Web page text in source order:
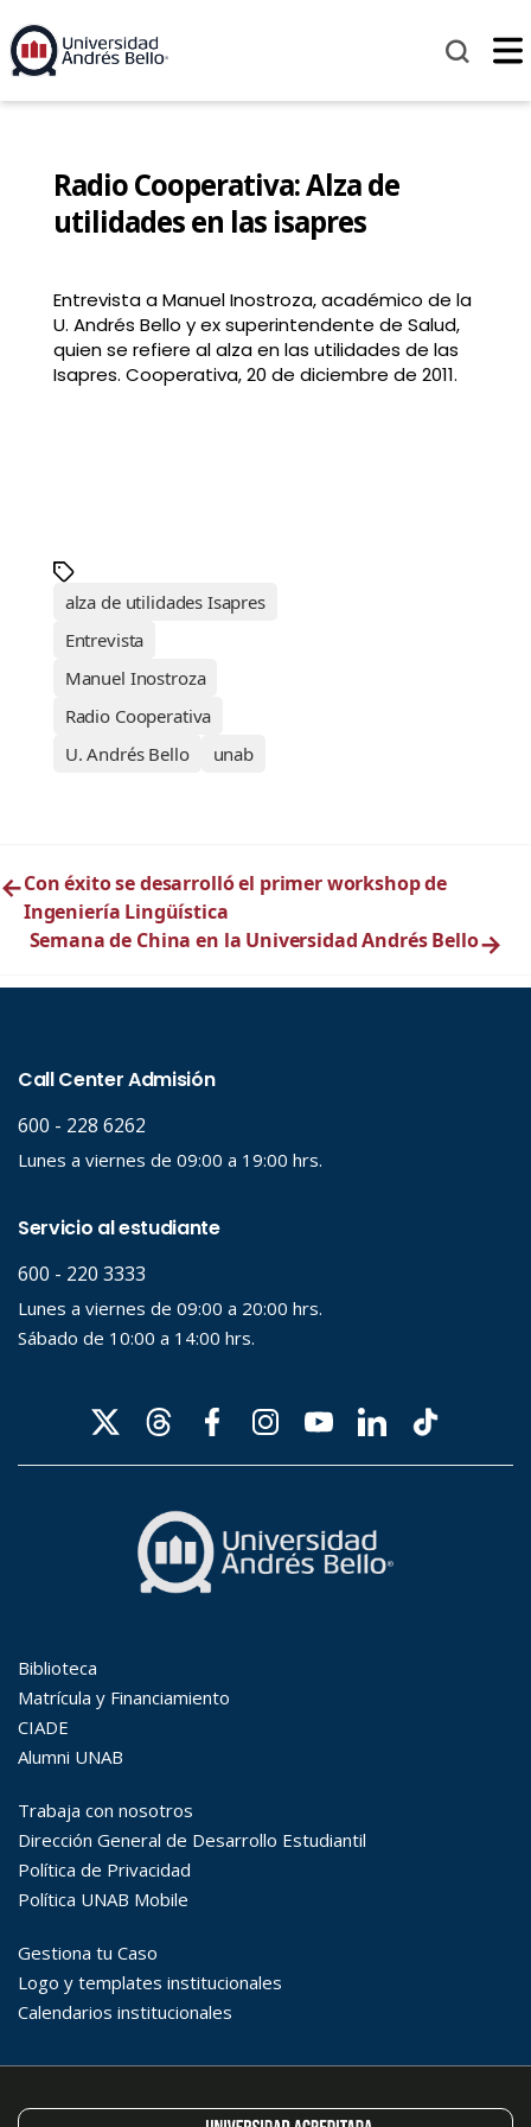
Radio Cooperativa: Alza de
utilidades en las isapres
Entrevista a Manuel Inostroza, académico de la
U. Andrés Bello y ex superintendente de Salud,
quien se refiere al alza en las utilidades de las
Isapres. Cooperativa, 20 de diciembre de 2011.
alza de utilidades Isapres
Entrevista
Manuel Inostroza
Radio Cooperativa
U. Andrés Bello
unab
←Con éxito se desarrolló el primer workshop de
Ingeniería Lingüística
Semana de China en la Universidad Andrés Bello→